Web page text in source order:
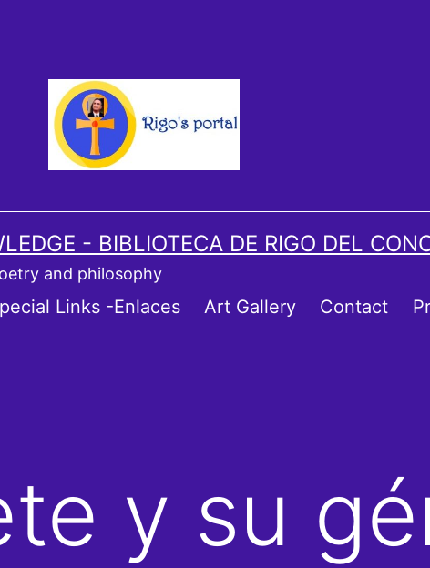
- BIBLIOTECA DE RIGO DEL
and philosophy
Links -Enlaces Art Gallery Contact
y su